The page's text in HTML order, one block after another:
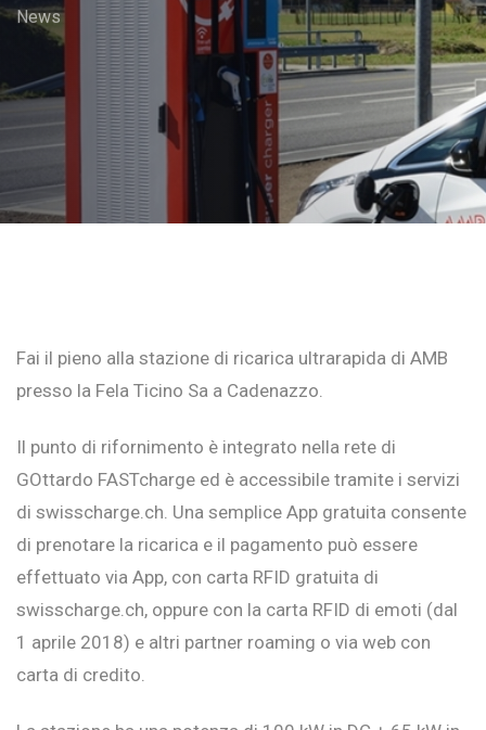
News
Fai il pieno alla stazione di ricarica ultrarapida di AMB
presso la Fela Ticino Sa a Cadenazzo.
Il punto di rifornimento è integrato nella rete di
GOttardo FASTcharge ed è accessibile tramite i servizi
di swisscharge.ch. Una semplice App gratuita consente
di prenotare la ricarica e il pagamento può essere
effettuato via App, con carta RFID gratuita di
swisscharge.ch, oppure con la carta RFID di emoti (dal
1 aprile 2018) e altri partner roaming o via web con
carta di credito.